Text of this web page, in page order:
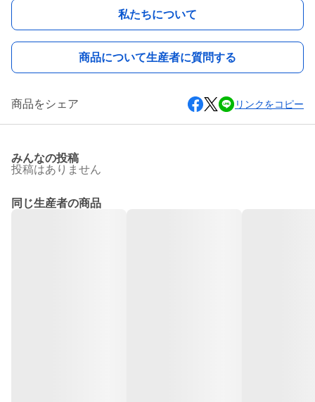
私たちについて
商品について生産者に質問する
商品をシェア リンクをコピー
みんなの投稿
投稿はありません
同じ生産者の商品